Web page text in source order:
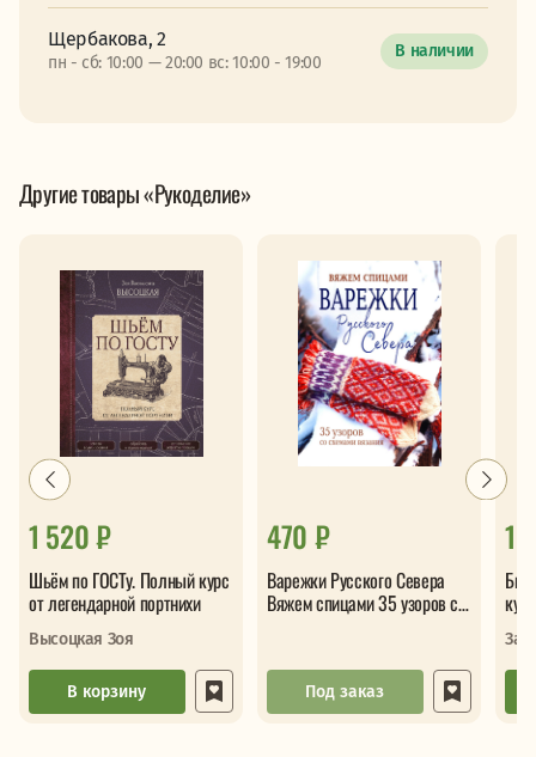
Щербакова, 2
пн - сб: 10:00 — 20:00 вс: 10:00 - 19:00
В наличии
Другие товары «Рукоделие»
1 520 ₽
Шьём по ГОСТу. Полный курс
от легендарной портнихи
Высоцкая Зоя
В корзину
470 ₽
Варежки Русского Севера
Вяжем спицами 35 узоров со
Под заказ
1
бисером